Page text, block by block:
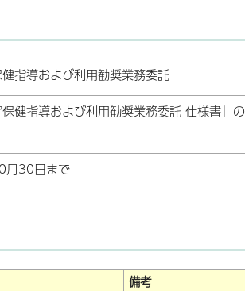
指導および利用勧奨業務委託
保健指導および利用勧奨業務委託 仕様書」の
月30日まで
備考